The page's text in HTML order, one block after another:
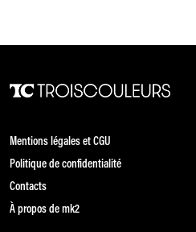
Mentions légales et CGU
Politique de confidentialité
Contacts
À propos de mk2